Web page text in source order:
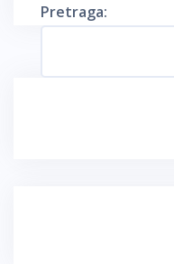
Pretraga: